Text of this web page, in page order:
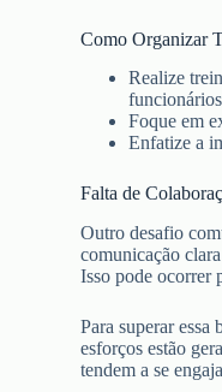
Como Organizar
Realize
Foque em
Enfatize a
Falta de
Outro desafio
comunicação
Isso pode ocorrer
Para superar
esforços estão
tendem a se